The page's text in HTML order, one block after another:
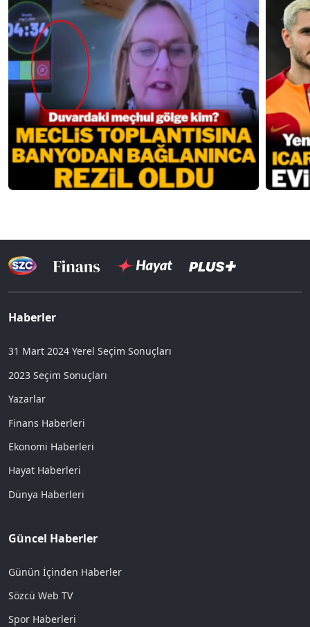
Haberler
31 Mart 2024 Yerel Seçim Sonuçları
2023 Seçim Sonuçları
Yazarlar
Finans Haberleri
Ekonomi Haberleri
Hayat Haberleri
Dünya Haberleri
Güncel Haberler
Günün İçinden Haberler
Sözcü Web TV
Spor Haberleri